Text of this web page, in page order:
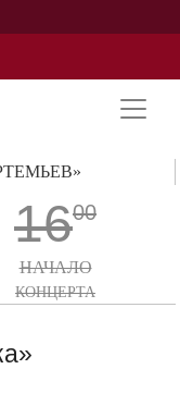
Персоналии
История
1600
НАЧАЛО
КОНЦЕРТА